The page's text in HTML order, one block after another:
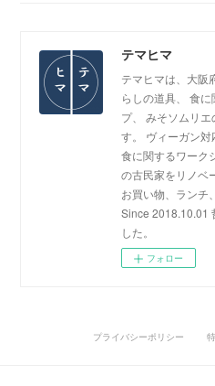
テマヒマ
テマヒマは、大阪
らしの道具、 食
プ、 みそソムリ
す。 ヴィーガン対
食に関するワーク
の古民家をリノベ
お買い物、ランチ
Since 2018.10.01
した。
フォロー
プライバシーポリシー